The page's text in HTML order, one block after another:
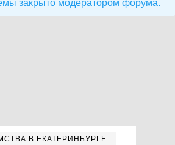
закрыто модератором форума.
В ЕКАТЕРИНБУРГЕ